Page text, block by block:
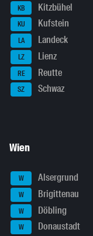
KB Kitzbühel
KU Kufstein
LA Landeck
LZ Lienz
RE Reutte
SZ Schwaz
Wien
W Alsergrund
W Brigittenau
W Döbling
W Donaustadt